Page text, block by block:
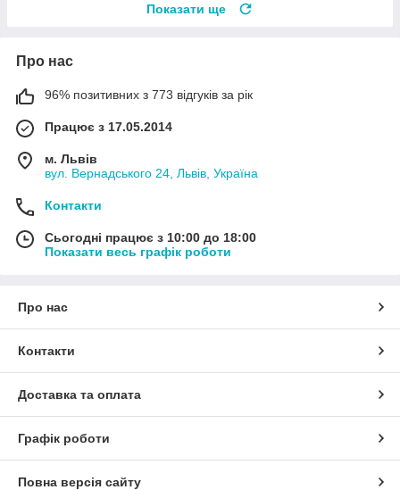
Показати ще
Про нас
96% позитивних з 773 відгуків за рік
Працює з 17.05.2014
м. Львів
вул. Вернадського 24, Львів, Україна
Контакти
Сьогодні працює з 10:00 до 18:00
Показати весь графік роботи
Про нас
Контакти
Доставка та оплата
Графік роботи
Повна версія сайту